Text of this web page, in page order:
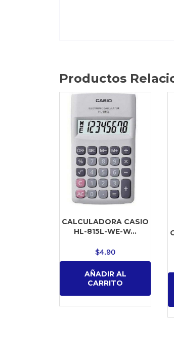
Productos
CALCULADORA CASIO
HL-815L-WE-W...
$4.90
AÑADIR AL
CARRITO